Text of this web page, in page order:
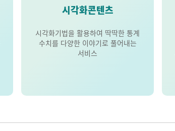
시각화콘텐츠
시각화기법을 활용하여 딱딱한 통계
수치를 다양한 이야기로 풀어내는
서비스